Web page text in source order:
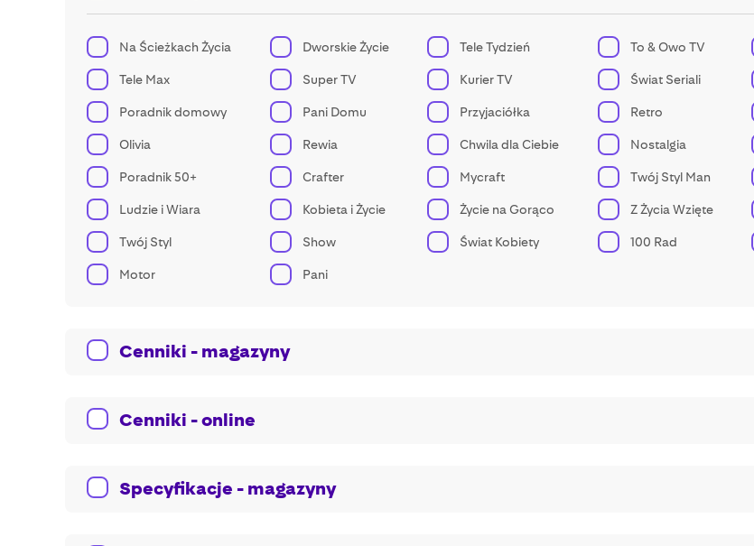
Na Ścieżkach Życia Dworskie Życie Tele Tydzień To & Owo TV
Tele Max Super TV Kurier TV Świat Seriali
Poradnik domowy Pani Domu Przyjaciółka Retro
Olivia Rewia Chwila dla Ciebie Nostalgia
Poradnik 50+ Crafter Mycraft Twój Styl Man
Ludzie i Wiara Kobieta i Życie Życie na Gorąco Z Życia Wzięte
Twój Styl Show Świat Kobiety 100 Rad
Motor Pani
Cenniki - magazyny
Cenniki - online
Specyfikacje - magazyny